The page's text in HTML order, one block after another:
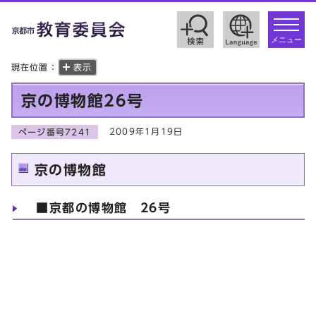
toggle
メニュー
現在位置： 表示
京の博物館26号
ページ番号7241 2009年1月19日
京の博物館
■京都の博物館 26号